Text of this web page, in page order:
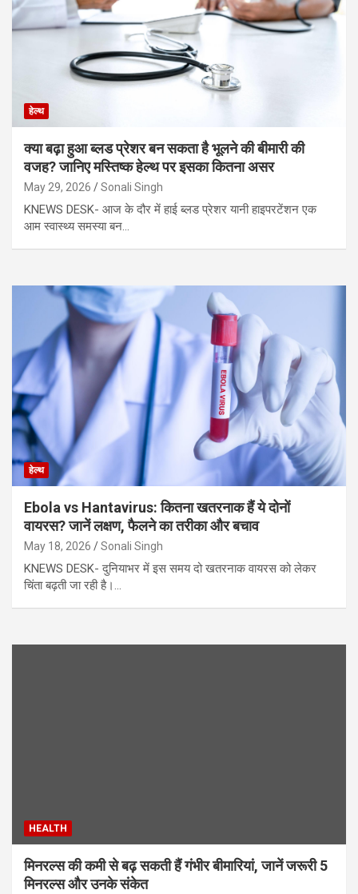
हेल्थ
क्या बढ़ा हुआ ब्लड प्रेशर बन सकता है भूलने की बीमारी की
वजह? जानिए मस्तिष्क हेल्थ पर इसका कितना असर
May 29, 2026 Sonali Singh
KNEWS DESK- आज के दौर में हाई ब्लड प्रेशर यानी हाइपरटेंशन एक
आम स्वास्थ्य समस्या बन…
हेल्थ
Ebola vs Hantavirus: कितना खतरनाक हैं ये दोनों
वायरस? जानें लक्षण, फैलने का तरीका और बचाव
May 18, 2026 Sonali Singh
KNEWS DESK- दुनियाभर में इस समय दो खतरनाक वायरस को लेकर
चिंता बढ़ती जा रही है।…
HEALTH
मिनरल्स की कमी से बढ़ सकती हैं गंभीर बीमारियां, जानें जरूरी 5
मिनरल्स और उनके संकेत